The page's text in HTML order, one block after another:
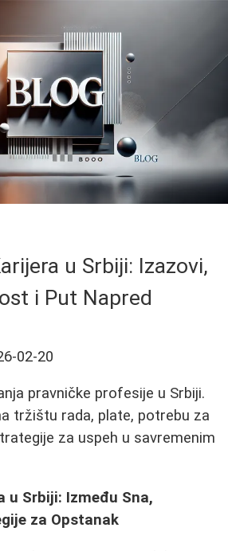
u Srbiji: Izazovi,
i Put Napred
02-20
pravničke profesije u Srbiji.
tržištu rada, plate, potrebu za
za uspeh u savremenim
u Srbiji: Između Sna,
za Opstanak